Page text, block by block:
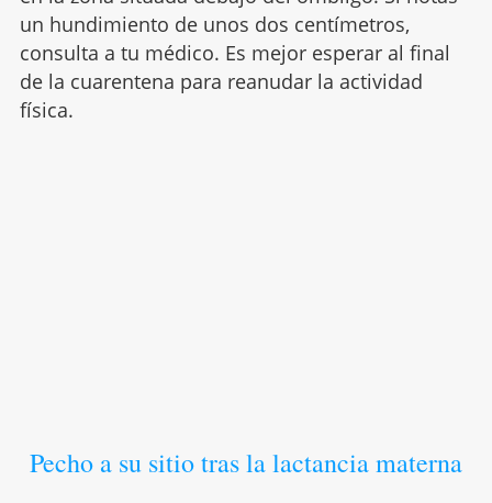
un hundimiento de unos dos centímetros,
consulta a tu médico. Es mejor esperar al final
de la cuarentena para reanudar la actividad
física.
Pecho a su sitio tras la lactancia materna